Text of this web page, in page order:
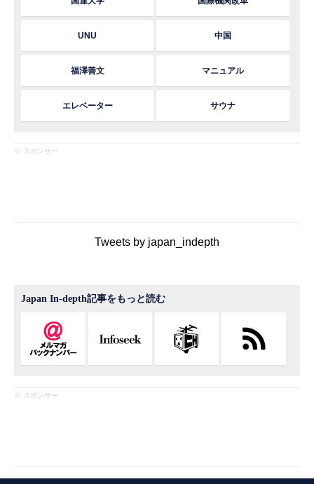
UNU 中国
福澤善文 マニュアル
エレベーター サウナ
※ スポンサー
Tweets by japan_indepth
Japan In-depth記事をもっと読む
※ スポンサー